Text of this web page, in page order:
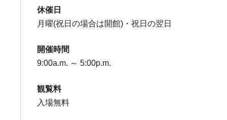
休催日
月曜(祝日の場合は開館)・祝日の翌日
開催時間
9:00a.m. ～ 5:00p.m.
観覧料
入場無料